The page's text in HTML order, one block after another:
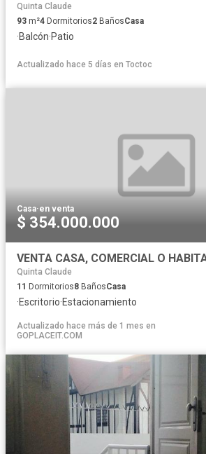
Quinta Claude
93 m²4 Dormitorios2 BañosCasa
·Balcón·Patio
Actualizado hace 5 días en Toctoc
Casa·en venta
$ 354.000.000
Quinta Claude
11 Dormitorios8 BañosCasa
·Escritorio·Estacionamiento
Actualizado hace más de 1 mes en
GOPLACEIT.COM